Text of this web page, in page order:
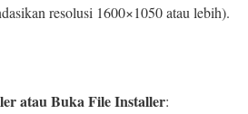
resolusi 1600×1050 atau lebih).
atau Buka File Installer: